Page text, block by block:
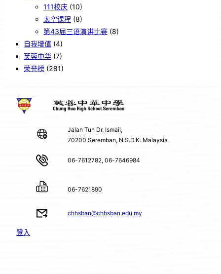
111校庆 (10)
太空课程 (8)
第43届三语演讲比赛 (8)
自我增值 (4)
芙蓉中华 (7)
荣誉榜 (281)
Jalan Tun Dr. Ismail,
70200 Seremban, N.S.D.K. Malaysia
06-7612782, 06-7646984
06-7621890
chhsban@chhsban.edu.my
登入